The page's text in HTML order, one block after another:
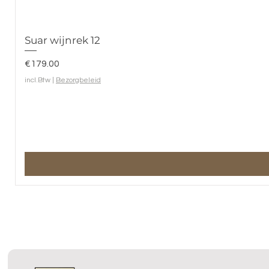
Suar wijnrek 12
Prijs
€179.00
incl.Btw Bezorgbeleid